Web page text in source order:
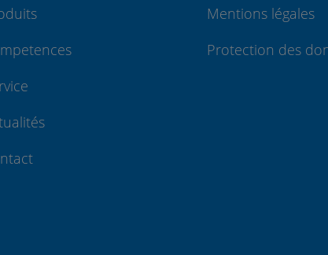
Mentions légales
Protection des